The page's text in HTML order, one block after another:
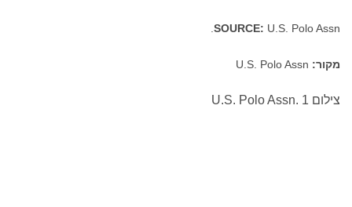
SOURCE: U.S. Polo Assn.
מקור:
צילום U.S. Polo Assn. 1